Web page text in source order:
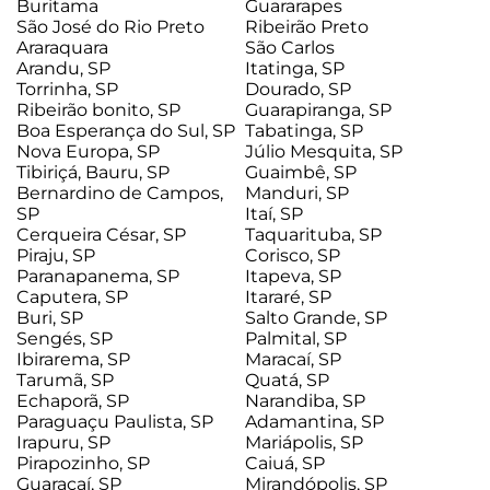
Buritama
Guararapes
São José do Rio Preto
Ribeirão Preto
Araraquara
São Carlos
Arandu, SP
Itatinga, SP
Torrinha, SP
Dourado, SP
Ribeirão bonito, SP
Guarapiranga, SP
Boa Esperança do Sul, SP Tabatinga, SP
Nova Europa, SP
Júlio Mesquita, SP
Tibiriçá, Bauru, SP
Guaimbê, SP
Bernardino de Campos,
SP
Manduri, SP
Cerqueira César, SP
Itaí, SP
Piraju, SP
Taquarituba, SP
Paranapanema, SP
Corisco, SP
Caputera, SP
Itapeva, SP
Buri, SP
Itararé, SP
Sengés, SP
Salto Grande, SP
Ibirarema, SP
Palmital, SP
Tarumã, SP
Maracaí, SP
Echaporã, SP
Quatá, SP
Paraguaçu Paulista, SP
Narandiba, SP
Irapuru, SP
Adamantina, SP
Pirapozinho, SP
Mariápolis, SP
Guaraçaí, SP
Caiuá, SP
Mirandópolis, SP